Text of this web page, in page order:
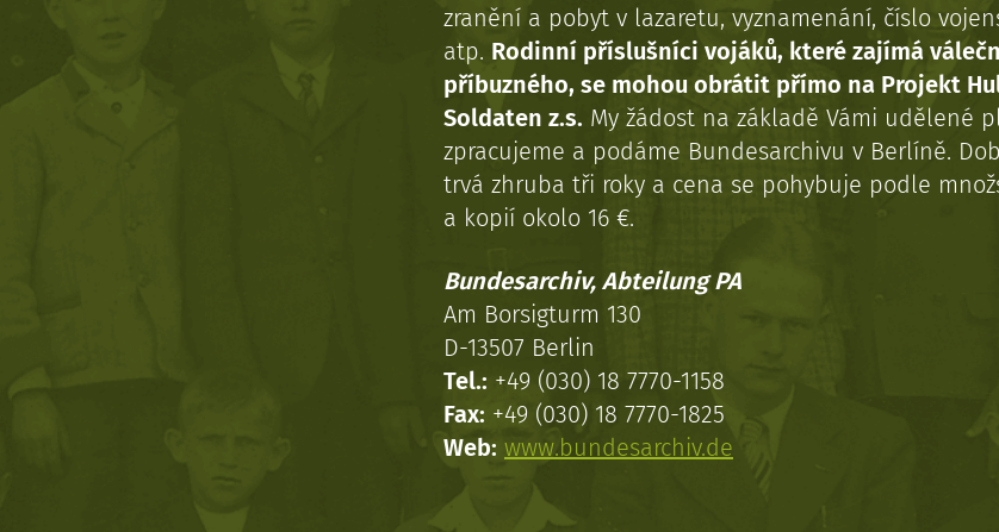
zranění a pobyt v lazaretu, vyznamenání, číslo
atp. Rodinní příslušníci vojáků, které zajímá
příbuzného, se mohou obrátit přímo na Projekt
Soldaten z.s. My žádost na základě Vámi udělené
zpracujeme a podáme Bundesarchivu v Berlíně.
trvá zhruba tři roky a cena se pohybuje podle
a kopií okolo 16 €.
Bundesarchiv, Abteilung PA
Am Borsigturm 130
D-13507 Berlin
Tel.: +49 (030) 18 7770-1158
Fax: +49 (030) 18 7770-1825
Web: www.bundesarchiv.de